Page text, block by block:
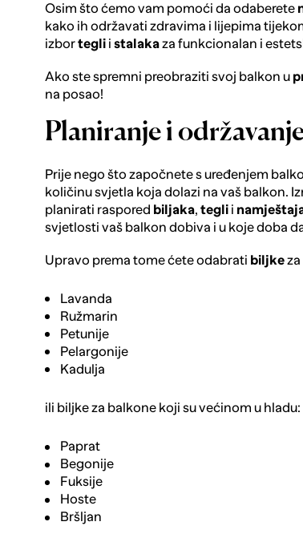
Osim što ćemo vam pomoći da odaberete
kako ih održavati zdravima i lijepima
izbortegli i stalakaza funkcionalan i
Ako ste spremni preobraziti svoj balkon u
na posao!
Planiranje i
Prije nego što započnete s uređenjem
količinu svjetla koja dolazi na vaš balkon.
planirati raspored biljaka, tegli i
svjetlosti vaš balkon dobiva i u koje doba
Upravo prema tome ćete odabrati biljke
Lavanda
Ružmarin
Petunije
Pelargonije
Kadulja
ili biljke za balkone koji su većinom u hladu:
Paprat
Begonije
Fuksije
Hoste
Bršljan